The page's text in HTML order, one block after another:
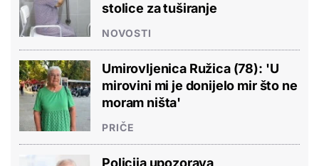
stolice za tuširanje
NOVOSTI
Umirovljenica Ružica (78): 'U
mirovini mi je donijelo mir što ne
moram ništa'
PRIČE
Policija upozorava